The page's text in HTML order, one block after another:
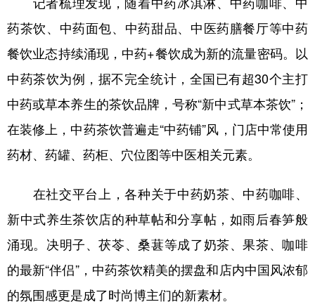
记者梳理发现，随着中药冰淇淋、中药咖啡、中
药茶饮、中药面包、中药甜品、中医药膳餐厅等中药
餐饮业态持续涌现，中药+餐饮成为新的流量密码。以
中药茶饮为例，据不完全统计，全国已有超30个主打
中药或草本养生的茶饮品牌，号称“新中式草本茶饮”；
在装修上，中药茶饮普遍走“中药铺”风，门店中常使用
药材、药罐、药柜、穴位图等中医相关元素。
在社交平台上，各种关于中药奶茶、中药咖啡、
新中式养生茶饮店的种草帖和分享帖，如雨后春笋般
涌现。决明子、茯苓、桑葚等成了奶茶、果茶、咖啡
的最新“伴侣”，中药茶饮精美的摆盘和店内中国风浓郁
的氛围感更是成了时尚博主们的新素材。